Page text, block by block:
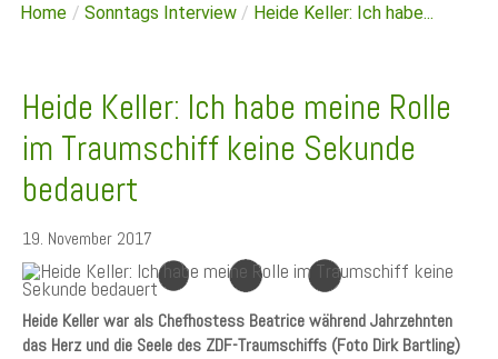
Home / Sonntags Interview / Heide Keller: Ich habe...
Heide Keller: Ich habe meine Rolle
im Traumschiff keine Sekunde
bedauert
19. November 2017
Heide Keller war als Chefhostess Beatrice während Jahrzehnten
das Herz und die Seele des ZDF-Traumschiffs (Foto Dirk Bartling)